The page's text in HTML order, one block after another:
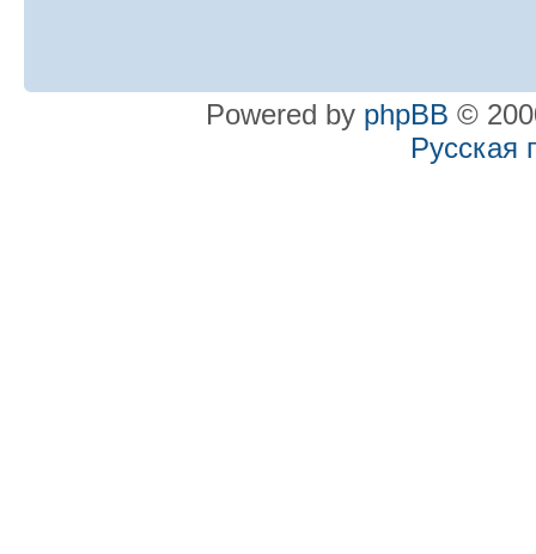
Powered by phpBB ©
Русская